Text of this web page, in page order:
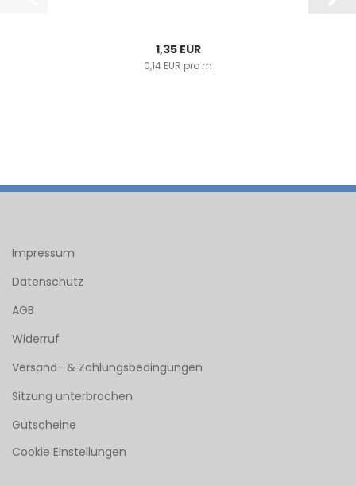
1,35 EUR
0,14 EUR pro m
Impressum
Datenschutz
AGB
Widerruf
Versand- & Zahlungsbedingungen
Sitzung unterbrochen
Gutscheine
Cookie Einstellungen